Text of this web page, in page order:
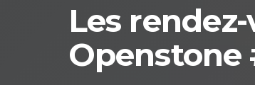
Les
Openstone